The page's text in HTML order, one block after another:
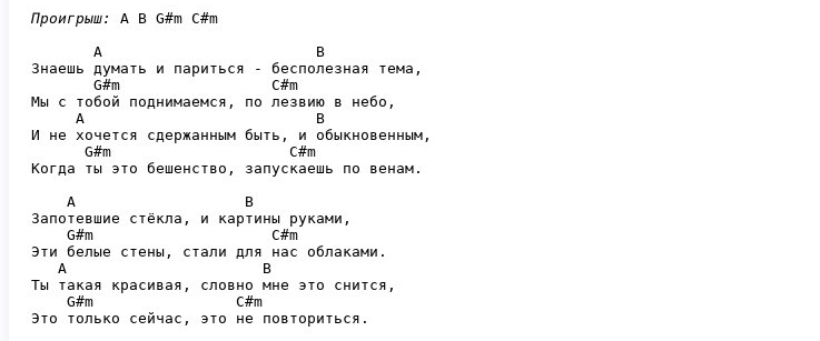
Проигрыш:
A B G#m C#m
       A                        B
Знаешь думать и париться - бесполезная тема,
       G#m                 C#m
Мы с тобой поднимаемся, по лезвию в небо,
     A                          B
И не хочется сдержанным быть, и обыкновенным,
      G#m                    C#m
Когда ты это бешенство, запускаешь по венам.
    A                   B
Запотевшие стёкла, и картины руками,
    G#m                    C#m
Эти белые стены, стали для нас облаками.
   A                      B
Ты такая красивая, словно мне это снится,
    G#m                C#m
Это только сейчас, это не повториться.